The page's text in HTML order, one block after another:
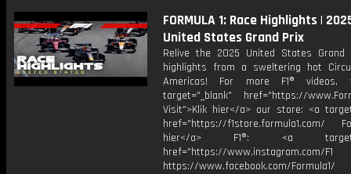
FORMULA 1: Race Highlights |
United States Grand Prix
Relive the 2025 United States
highlights from a sweltering hot
Americas! For more F1® videos,
target="_blank" href="https://
Visit">Klik hier</a> our store: <a
href="https://f1store.formula1.com/
hier</a> F1®: <a
href="https://www.instagram.com/F1
https://www.facebook.com/Formula1/